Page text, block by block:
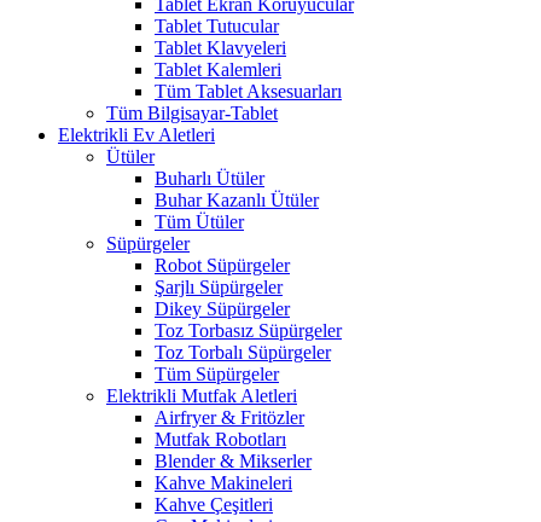
Tablet Ekran Koruyucular
Tablet Tutucular
Tablet Klavyeleri
Tablet Kalemleri
Tüm Tablet Aksesuarları
Tüm Bilgisayar-Tablet
Elektrikli Ev Aletleri
Ütüler
Buharlı Ütüler
Buhar Kazanlı Ütüler
Tüm Ütüler
Süpürgeler
Robot Süpürgeler
Şarjlı Süpürgeler
Dikey Süpürgeler
Toz Torbasız Süpürgeler
Toz Torbalı Süpürgeler
Tüm Süpürgeler
Elektrikli Mutfak Aletleri
Airfryer & Fritözler
Mutfak Robotları
Blender & Mikserler
Kahve Makineleri
Kahve Çeşitleri